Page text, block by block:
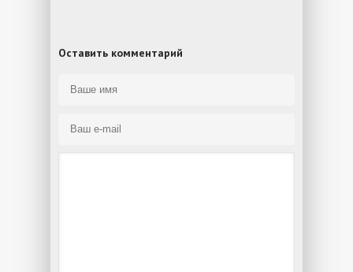
Оставить комментарий